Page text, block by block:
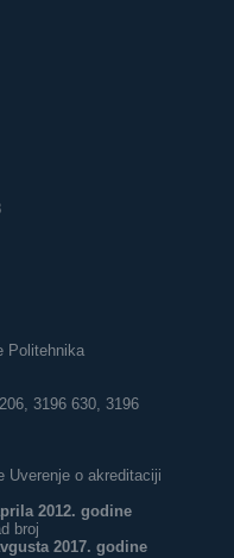
Politehnika
3196 630, 3196
o akreditaciji
2012. godine
broj
2017. godine